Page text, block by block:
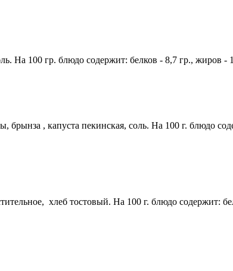
На 100 гр. блюдо содержит: белков - 8,7 гр., жиров -
, капуста пекинская, соль. На 100 г. блюдо
хлеб тостовый. На 100 г. блюдо содержит: